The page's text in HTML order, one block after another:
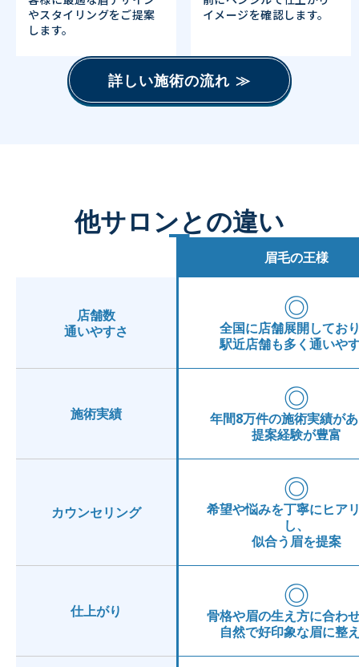
やスタイリングをご提案
します。
イメージを確認します。
詳しい施術の流れ ≫
他サロンとの違い
眉毛の王様
店舗数
通いやすさ
◎
全国に店舗展開してお
駅近店舗も多く通いや
施術実績 ◎
年間8万件の施術実績が
提案経験が豊富
カウンセリング
◎
希望や悩みを丁寧にヒア
し、
似合う眉を提案
仕上がり ◎
骨格や眉の生え方に合わ
自然で好印象な眉に整